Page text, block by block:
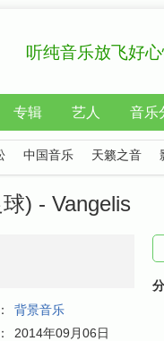
听纯音乐放飞好
专辑 艺人 音乐
中国音乐 天籁之音
) - Vangelis
背景音乐
2014年09月06日